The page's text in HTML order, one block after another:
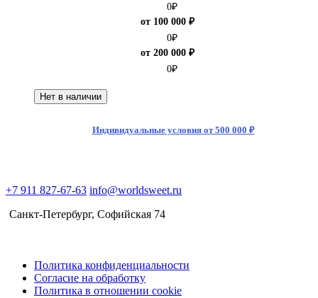
0₽
от 100 000 ₽
0₽
от 200 000 ₽
0₽
Нет в наличии
Индивидуальные условия от 500 000 ₽
+7 911 827-67-63 info@worldsweet.ru
Санкт-Петербург​, Софийская 74
Политика конфиденциальности
Согласие на обработку
Политика в отношении cookie